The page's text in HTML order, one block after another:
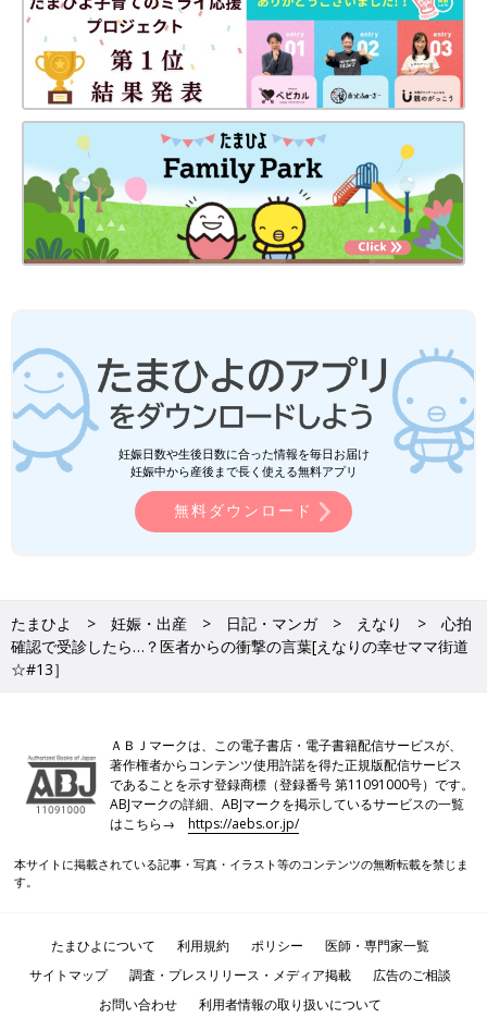
妊娠日数や生後日数に合った情報を毎日お届け
妊娠中から産後まで長く使える無料アプリ
無料ダウンロード
たまひよ 妊娠・出産 日記・マンガ えなり
心拍
確認で受診したら…？医者からの衝撃の言葉[えなりの幸せママ街道
☆#13］
ＡＢＪマークは、この電子書店・電子書籍配信サービスが、
著作権者からコンテンツ使用許諾を得た正規版配信サービス
であることを示す登録商標（登録番号 第11091000号）です。
ABJマークの詳細、ABJマークを掲示しているサービスの一覧
はこちら→https://aebs.or.jp/
本サイトに掲載されている記事・写真・イラスト等のコンテンツの無断転載を禁じま
す。
たまひよについて 利用規約 ポリシー
医師・専門家一覧
サイトマップ
調査・プレスリリース・メディア掲載
広告のご相談
お問い合わせ
利用者情報の取り扱いについて